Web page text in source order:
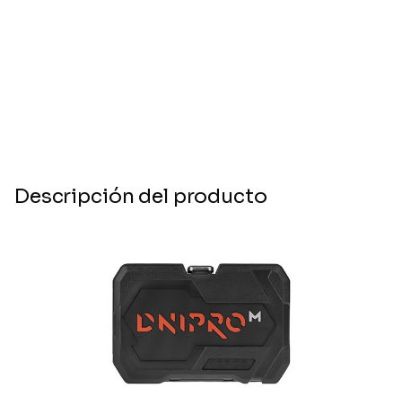
Descripción del producto